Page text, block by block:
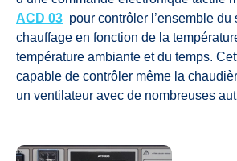
ACD 03 pour contrôler l’ensemble du
chauffage en fonction de la
température ambiante et du temps.
capable de contrôler même la
un ventilateur avec de nombreuses